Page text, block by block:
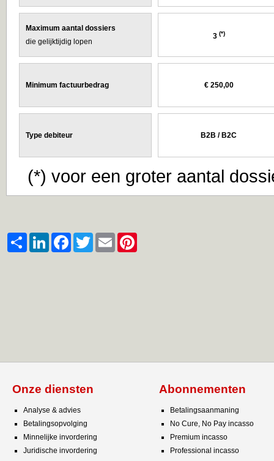
Maximum aantal dossiers
die gelijktijdig lopen
3 (*)
Minimum factuurbedrag € 250,00
Type debiteur B2B / B2C
(*) voor een groter aantal
Share LinkedInFacebookTwitter Email
Onze diensten
Analyse & advies
Betalingsopvolging
Minnelijke invordering
Juridische invordering
Abonnementen
Betalingsaanmaning
No Cure, No Pay incasso
Premium incasso
Professional incasso